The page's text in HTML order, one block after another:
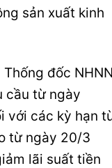
sản xuất kinh
đốc
cầu từ ngày
với các kỳ hạn
từ ngày 20/3
lãi suất tiền